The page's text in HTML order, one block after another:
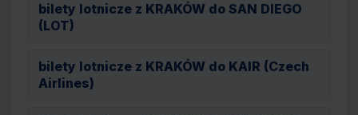
bilety lotnicze z KRAKÓW do SAN DIEGO
(LOT)
bilety lotnicze z KRAKÓW do KAIR (Czech
Airlines)